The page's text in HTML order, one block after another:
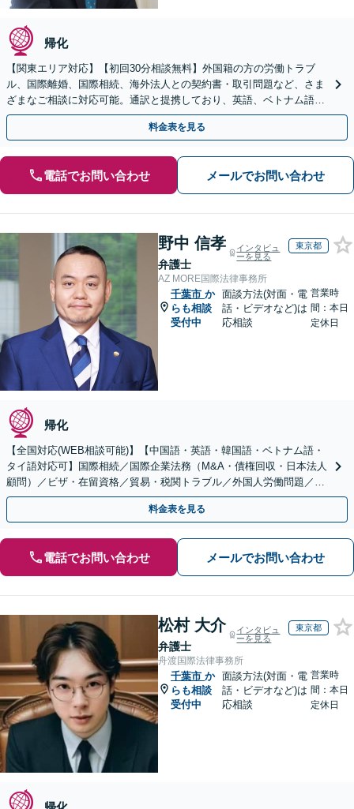
帰化
【関東エリア対応】【初回30分相談無料】外国籍の方の労働トラブ
ル、国際離婚、国際相続、海外法人との契約書・取引問題など、さま
ざまなご相談に対応可能。通訳と提携しており、英語、ベトナム語、
中国語、タイ語等対応可能です（通訳料別途）。
料金表を見る
電話でお問い合わせ メールでお問い合わせ
野中 信孝
弁護士
インタビュ
ーを見る
東京都
AZ MORE国際法律事務所
千葉市 か
らも相談
受付中
面談方法(対面・電
話・ビデオなど)は
応相談
営業時
間：本日
定休日
帰化
【全国対応(WEB相談可能)】【中国語・英語・韓国語・ベトナム語・
タイ語対応可】国際相続／国際企業法務（M&A・債権回収・日本法人
顧問）／ビザ・在留資格／貿易・税関トラブル／外国人労働問題／外
国人刑事事件など、幅広いご相談に対応可能
料金表を見る
電話でお問い合わせ メールでお問い合わせ
松村 大介
弁護士
インタビュ
ーを見る
東京都
舟渡国際法律事務所
千葉市 か
らも相談
受付中
面談方法(対面・電
話・ビデオなど)は
応相談
営業時
間：本日
定休日